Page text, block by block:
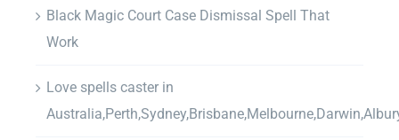
Black Magic Court Case Dismissal Spell That
Work
Love spells caster in